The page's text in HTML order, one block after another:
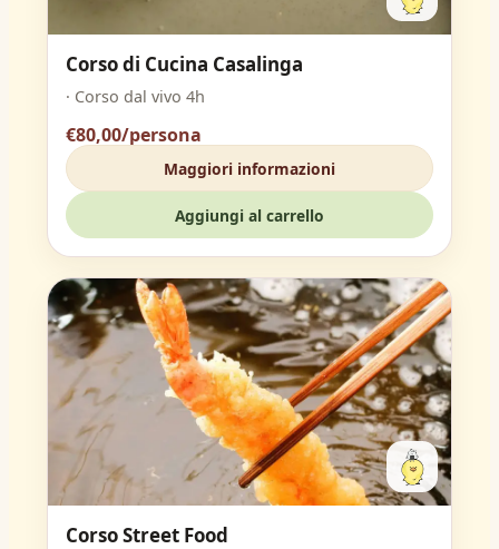
Corso di Cucina Casalinga
· Corso dal vivo 4h
€80,00/persona
Maggiori informazioni
Aggiungi al carrello
Corso Street Food